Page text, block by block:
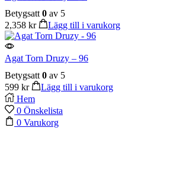
Betygsatt 0 av 5
2,358 kr Lägg till i varukorg
Agat Torn Druzy – 96
Betygsatt 0 av 5
599 kr
Lägg till i varukorg
Hem
0 Önskelista
0 Varukorg